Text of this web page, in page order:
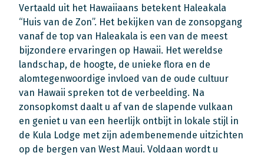
Vertaald uit het Hawaiiaans betekent Haleakala
“Huis van de Zon”. Het bekijken van de zonsopgang
vanaf de top van Haleakala is een van de meest
bijzondere ervaringen op Hawaii. Het wereldse
landschap, de hoogte, de unieke flora en de
alomtegenwoordige invloed van de oude cultuur
van Hawaii spreken tot de verbeelding. Na
zonsopkomst daalt u af van de slapende vulkaan
en geniet u van een heerlijk ontbijt in lokale stijl in
de Kula Lodge met zijn adembenemende uitzichten
op de bergen van West Maui. Voldaan wordt u